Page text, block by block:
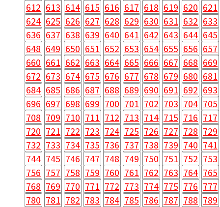
612 613 614 615 616 617 618 619 620 621
624 625 626 627 628 629 630 631 632 633
636 637 638 639 640 641 642 643 644 645
648 649 650 651 652 653 654 655 656 657
660 661 662 663 664 665 666 667 668 669
672 673 674 675 676 677 678 679 680 681
684 685 686 687 688 689 690 691 692 693
696 697 698 699 700 701 702 703 704 705
708 709 710 711 712 713 714 715 716 717
720 721 722 723 724 725 726 727 728 729
732 733 734 735 736 737 738 739 740 741
744 745 746 747 748 749 750 751 752 753
756 757 758 759 760 761 762 763 764 765
768 769 770 771 772 773 774 775 776 777
780 781 782 783 784 785 786 787 788 789